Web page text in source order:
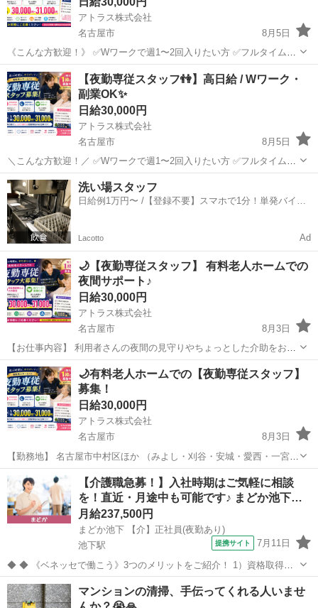
アトラス株式会社
名古屋市
8月5日
《こんな方歓迎！》 ✅Wワークで週1〜2回入りたい方 ✅フルタイムで
しっかり稼ぎたい方 ✅週払い希望の方 ✅希望シフトで働きたい方 ▼資
格について ・初任者研修 ・実務者研修 ・介護福祉士 ※資格が...
愛知 名古屋市 介護 スタッフ
【夜勤専従スタッフ👫】高日給 / Wワーク・
副業OK✨
日給30,000円
アトラス株式会社
名古屋市
8月5日
＼こんな方歓迎！／ ✅Wワークで週1〜2回入りたい方 ✅フルタイムで
しっかり稼ぎたい方 ✅週払い希望の方 ✅希望シフトで働きたい方 ▼資
格について ・初任者研修 ・実務者研修 ・介護福祉士 ※資格がない...
愛知 名古屋市 介護
洗い場スタッフ
日給例1万円〜 /【登録不要】スマホで1分！単発バイト
Lacotto Ad
🌙【夜勤専従スタッフ】 有料老人ホームでの
夜間サポート♪
日給30,000円
アトラス株式会社
名古屋市
8月3日
【お仕事内容】 利用者さんの夜間の見守りやちょっとした介助をお願
いします！ 夜勤といっても、身体介護は少なめなので、安心してスタ
ートできます♪ ◎施設利用者は約30名 ◎平均介護度は2.9 【こんな方
におす...
愛知 名古屋市 介護
🌙有料老人ホームでの【夜勤専従スタッフ】
募集！
日給30,000円
アトラス株式会社
名古屋市
8月3日
【勤務地】 名古屋市中村区ほか （みよし・刈谷・安城・愛西・一宮・
稲沢・瀬戸・犬山・春日井など勤務地多数） 【お仕事内容】 有料老人
ホームにて、夜間の見守りや介助をお願いします。 💡身体介護は比較
的少なめです。...
愛知 名古屋市 介護 スタッフ
【介護職急募！】入社時期はご気軽に相談
を！直近・月途中も可能です♪ まどか池下…
月給237,500円
まどか池下 【介】正社員(夜勤あり)
池下駅
提携サイト 7月11日
◆ ◆ 《ベネッセで働こう》3つのメリットをご紹介！ 1）資格取得支
援制度＆受験・研修費の実費負担あり！(規定あり) 2）着実にキャリア
を磨けるでステップアップフィールドが充実！ 3）他社講座も受講
愛知 名古屋市 介護
マンションの清掃、手伝ってくれる人いませ